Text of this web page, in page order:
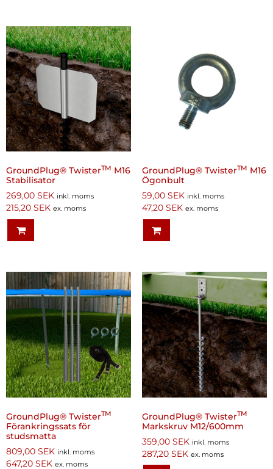
GroundPlug® TwisterTM M16
Stabilisator
269,00 SEK inkl. moms
215,20 SEK ex. moms
GroundPlug® TwisterTM M16
Ögonbult
59,00 SEK inkl. moms
47,20 SEK ex. moms
GroundPlug® TwisterTM
Förankringssats för
studsmatta
809,00 SEK inkl. moms
647,20 SEK ex. moms
GroundPlug® TwisterTM
Markskruv M12/600mm
359,00 SEK inkl. moms
287,20 SEK ex. moms